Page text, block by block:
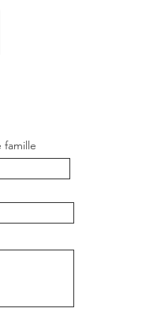
famille